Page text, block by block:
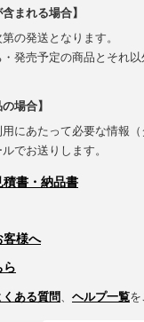
まれる場合】
の発送となります。
発売予定の商品とそれ以
場合】
にあたって必要な情報（
でお送りします。
書・納品書
客様へ
ら
くある質問、 ヘルプ一覧を